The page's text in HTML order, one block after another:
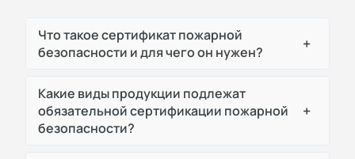
Что такое сертификат пожарной
безопасности и для чего он нужен?
+
Какие виды продукции подлежат
обязательной сертификации пожарной
безопасности?
+